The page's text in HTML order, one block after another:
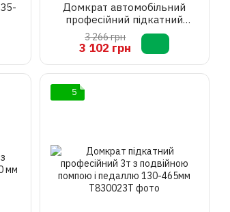
Домкрат автомобільний
професійний підкатний
низький профіль
2т(CE)/2.5т(ASME) з
поворотною ручкою 89-359
мм
3 266 грн
3 102 грн
5